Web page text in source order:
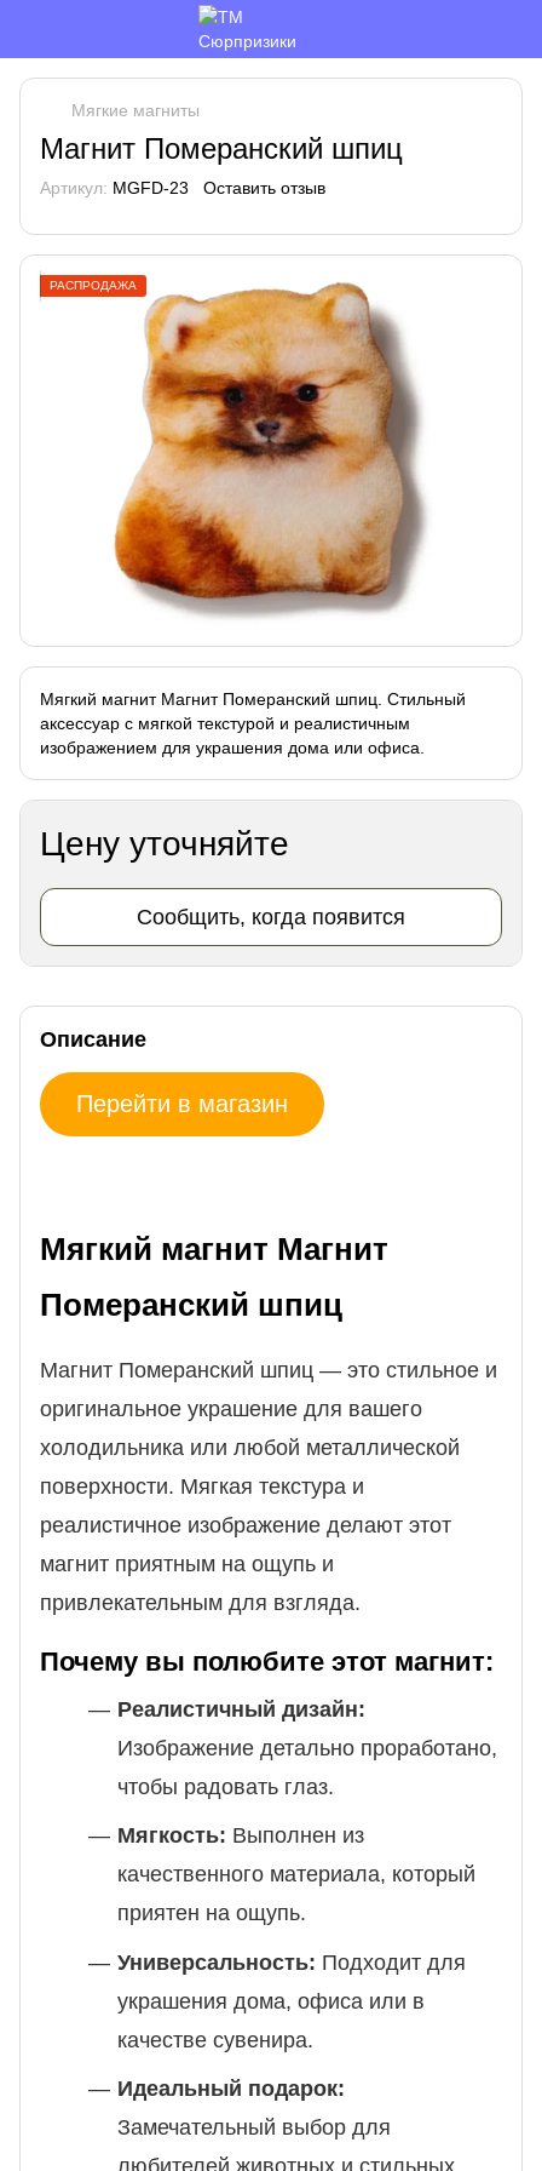
Мягкие магниты
Магнит Померанский шпиц
Артикул: MGFD-23 Оставить отзыв
РАСПРОДАЖА
Мягкий магнит Магнит Померанский шпиц. Стильный
аксессуар с мягкой текстурой и реалистичным
изображением для украшения дома или офиса.
Цену уточняйте
Сообщить, когда появится
Описание
Перейти в магазин
Мягкий магнит Магнит
Померанский шпиц
Магнит Померанский шпиц — это стильное и
оригинальное украшение для вашего
холодильника или любой металлической
поверхности. Мягкая текстура и
реалистичное изображение делают этот
магнит приятным на ощупь и
привлекательным для взгляда.
Почему вы полюбите этот магнит:
Реалистичный дизайн:
Изображение детально проработано,
чтобы радовать глаз.
Мягкость: Выполнен из
качественного материала, который
приятен на ощупь.
Универсальность: Подходит для
украшения дома, офиса или в
качестве сувенира.
Идеальный подарок:
Замечательный выбор для
любителей животных и стильных